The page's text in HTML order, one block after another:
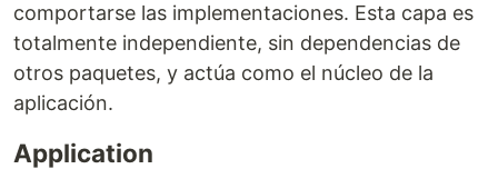
comportarse las implementaciones. Esta capa es
totalmente independiente, sin dependencias de
otros paquetes, y actúa como el núcleo de la
aplicación.
Application